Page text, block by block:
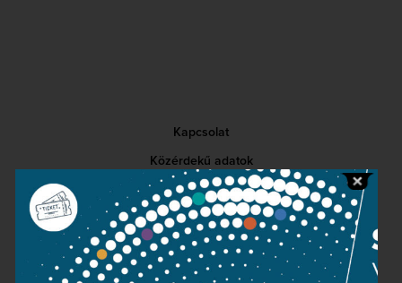
Kapcsolat
Közérdekű adatok
Sajtószoba
Adatvédelem
Impresszum